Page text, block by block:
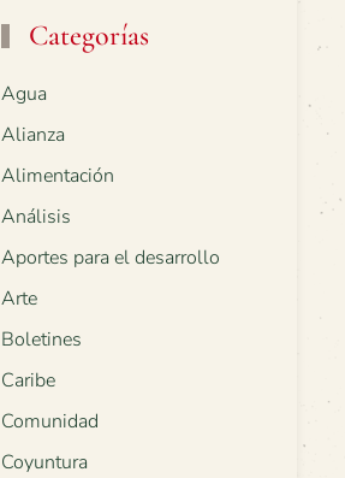
Categorías
Agua
Alianza
Alimentación
Análisis
Aportes para el desarrollo
Arte
Boletines
Caribe
Comunidad
Coyuntura